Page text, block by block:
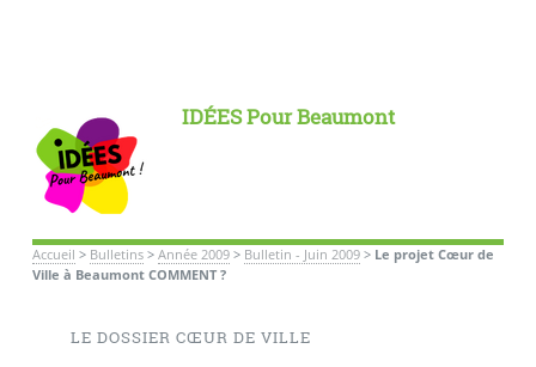
IDÉES Pour Beaumont
Accueil > Bulletins> Année 2009> Bulletin - Juin 2009> Le projet Cœur de
Ville à Beaumont COMMENT ?
LE DOSSIER CŒUR DE VILLE